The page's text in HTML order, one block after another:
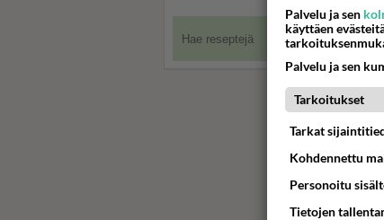
Palvelu ja sen
käyttäen
Palvelu ja sen
Tarkoitukset
Tarkat
Kohdennettu
Personoitu
Tietojen